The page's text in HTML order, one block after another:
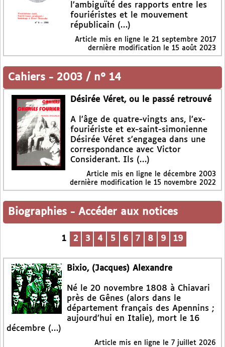
l’ambiguïté des rapports entre les
fouriéristes et le mouvement
républicain (…)
Article mis en ligne le 21 septembre 2017
dernière modification le 15 août 2023
Cahiers - 2003 / n° 14
Désirée Véret, ou le passé retrouvé
A l’âge de quatre-vingts ans, l’ex-
fouriériste et ex-saint-simonienne
Désirée Véret s’engagea dans une
correspondance avec Victor
Considerant. Ils (…)
Article mis en ligne le décembre 2003
dernière modification le 15 novembre 2022
Biographies - Accéder aux notices
1 2 3 4 5 6 7 8 9 19
Bixio, (Jacques) Alexandre
Né le 20 novembre 1808 à Chiavari
près de Gênes (alors dans le
département français des Apennins ;
aujourd’hui en Italie), mort le 16
décembre (…)
Article mis en ligne le 7 juillet 2026